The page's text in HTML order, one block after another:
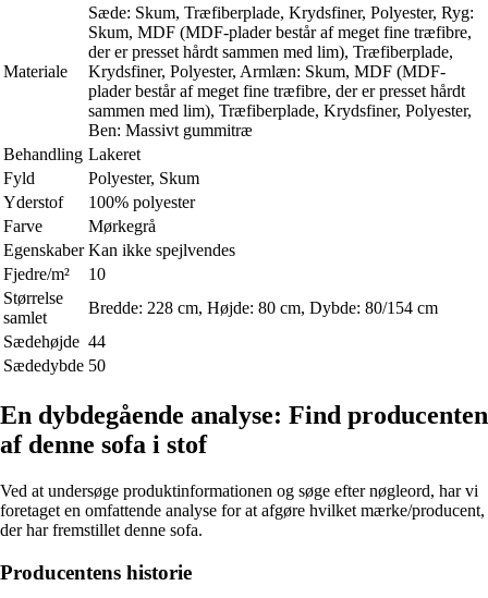
Materiale
Sæde: Skum, Træfiberplade, Krydsfiner, Polyester, Ryg:
Skum, MDF (MDF-plader består af meget fine træfibre,
der er presset hårdt sammen med lim), Træfiberplade,
Krydsfiner, Polyester, Armlæn: Skum, MDF (MDF-
plader består af meget fine træfibre, der er presset hårdt
sammen med lim), Træfiberplade, Krydsfiner, Polyester,
Ben: Massivt gummitræ
Behandling Lakeret
Fyld
Polyester, Skum
Yderstof
100% polyester
Farve
Mørkegrå
Egenskaber Kan ikke spejlvendes
Fjedre/m²
10
Størrelse
samlet
Bredde: 228 cm, Højde: 80 cm, Dybde: 80/154 cm
Sædehøjde 44
Sædedybde 50
En dybdegående analyse: Find producenten
af denne sofa i stof
Ved at undersøge produktinformationen og søge efter nøgleord, har vi
foretaget en omfattende analyse for at afgøre hvilket mærke/producent,
der har fremstillet denne sofa.
Producentens historie